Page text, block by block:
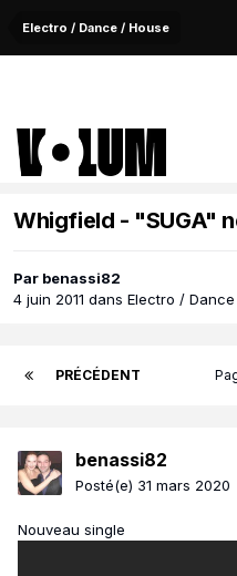
Electro / Dance / House
Whigfield - "SUGA"
Par benassi82
4 juin 2011 dans Electro /
PRÉCÉDENT
benassi82
Posté(e) 31 mars 2020
Nouveau single